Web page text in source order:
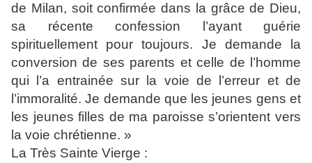
de Milan, soit confirmée dans la grâce de Dieu,
sa récente confession l’ayant guérie
spirituellement pour toujours. Je demande la
conversion de ses parents et celle de l’homme
qui l’a entrainée sur la voie de l’erreur et de
l’immoralité. Je demande que les jeunes gens et
les jeunes filles de ma paroisse s’orientent vers
la voie chrétienne. »
La Très Sainte Vierge :